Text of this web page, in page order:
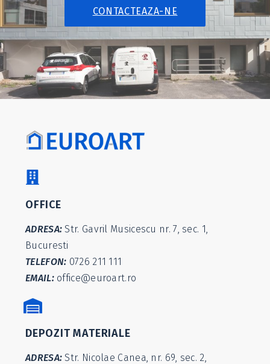
CONTACTEAZA-NE
OFFICE
ADRESA: Str. Gavril Musicescu nr. 7, sec. 1,
Bucuresti
TELEFON: 0726 211 111
EMAIL:office@euroart.ro
DEPOZIT MATERIALE
ADRESA: Str. Nicolae Canea, nr. 69, sec. 2,